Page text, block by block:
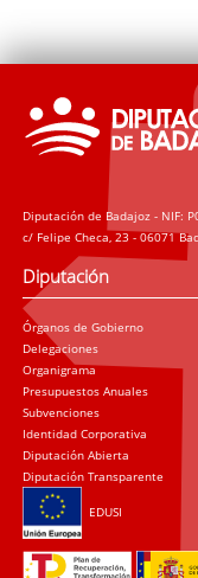
Diputación de Badajoz - NIF:
c/ Felipe Checa, 23 - 06071
Diputación
Órganos de Gobierno
Delegaciones
Organigrama
Presupuestos Anuales
Subvenciones
Identidad Corporativa
Diputación Abierta
Diputación Transparente
EDUSI